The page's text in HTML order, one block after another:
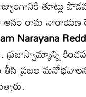
తూట్లు
రామ నారాయణ
Narayana
ప్రజాస్వామ్యాన్ని
తీసి ప్రజల